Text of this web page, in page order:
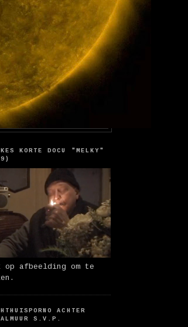
KORTE DOCU "MELKY"
op afbeelding om te
ACHTER
S.V.P.